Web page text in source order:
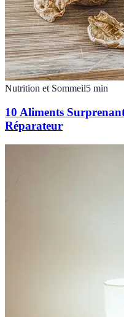
Nutrition et Sommeil5 min
10 Aliments
Réparateur